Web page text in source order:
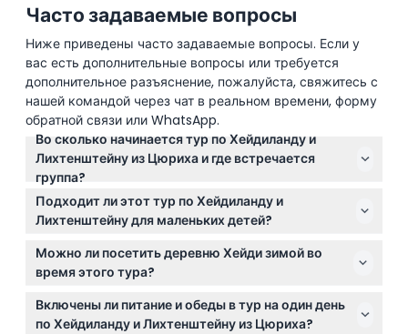
Часто задаваемые вопросы
Ниже приведены часто задаваемые вопросы. Если у
вас есть дополнительные вопросы или требуется
дополнительное разъяснение, пожалуйста, свяжитесь с
нашей командой через чат в реальном времени, форму
обратной связи или WhatsApp.
Во сколько начинается тур по Хейдиланду и
Лихтенштейну из Цюриха и где встречается
группа?
Тур обычно начинается в 11:00 утра, встреча у
автобусного терминала Зильквай, который
находится примерно в 200 метрах за главным
железнодорожным вокзалом Цюриха (HB). Для
навигации по GPS используйте адрес
Подходит ли этот тур по Хейдиланду и
Лихтенштейну для маленьких детей?
Да, дети в возрасте от 0 до 5 лет могут
присоединиться бесплатно, но все дети в возрасте
от 0 до 15 лет должны сопровождаться взрослым,
оплатившим билет. Все лица от 16 лет и старше
оплачивают взрослый тариф.
Можно ли посетить деревню Хейди зимой во
время этого тура?
Деревня Хейди закрыта с ноября по март, и в этот
период тур посещает деревню Верденберг.
Включены ли питание и обеды в тур на один день
по Хейдиланду и Лихтенштейну из Цюриха?